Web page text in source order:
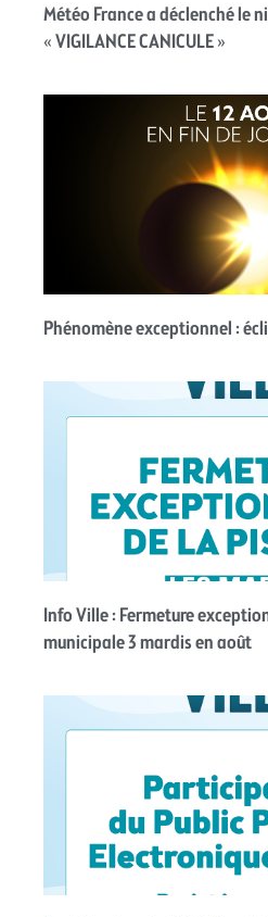
Météo France a déclenché le
« VIGILANCE CANICULE »
Phénomène exceptionnel :
Info Ville : Fermeture
municipale 3 mardis en août